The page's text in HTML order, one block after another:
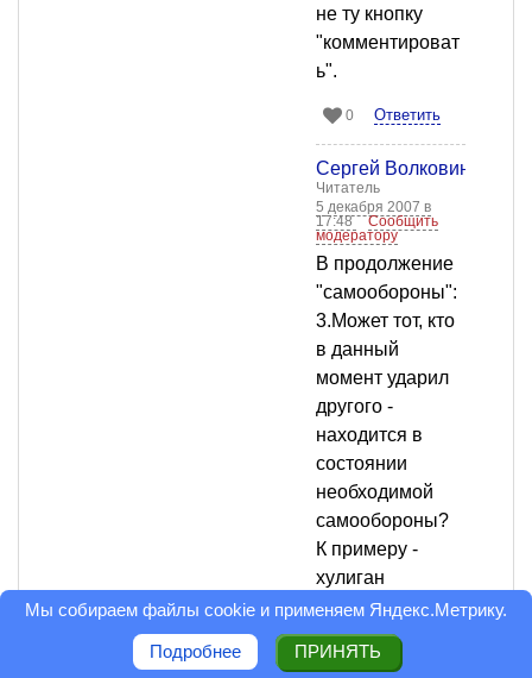
не ту кнопку
"комментироват
ь".
0 Ответить
Сергей Волковинский
Читатель
5 декабря 2007 в
17:48
Сообщить
модератору
В продолжение
"самообороны":
3.Может тот, кто
в данный
момент ударил
другого -
находится в
состоянии
необходимой
самообороны?
К примеру -
хулиган
подбежал к
человеку, ударил
по голове и
Мы собираем файлы cookie и применяем Яндекс.Метрику.
Подробнее ПРИНЯТЬ